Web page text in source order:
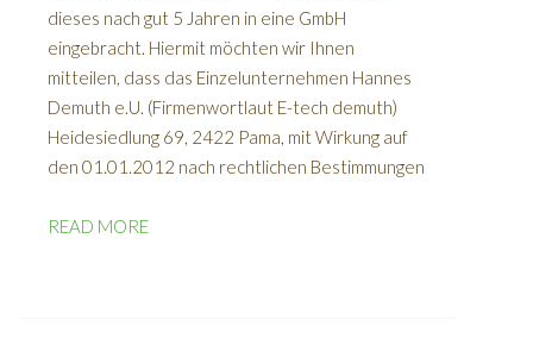
dieses nach gut 5 Jahren in eine GmbH
eingebracht. Hiermit möchten wir Ihnen
mitteilen, dass das Einzelunternehmen Hannes
Demuth e.U. (Firmenwortlaut E-tech demuth)
Heidesiedlung 69, 2422 Pama, mit Wirkung auf
den 01.01.2012 nach rechtlichen Bestimmungen
READ MORE